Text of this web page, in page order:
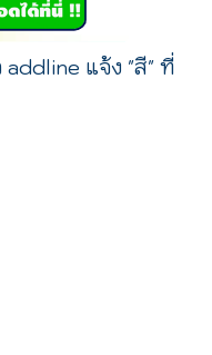
แจ้ง "สี" ที่